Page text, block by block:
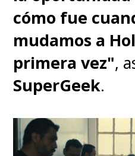
cómo fue
mudamos a
primera vez",
SuperGeek.